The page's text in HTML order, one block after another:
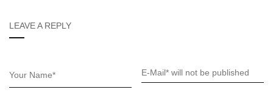
LEAVE A REPLY